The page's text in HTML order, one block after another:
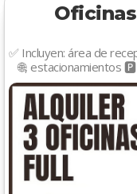
✅ Incluyen: área de
🌐, estacionamientos